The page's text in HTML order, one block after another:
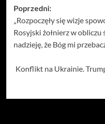
Zobacz
wpisy
Poprzedni:
„Rozpoczęły się wizje
Rosyjski żołnierz w
nadzieję, że Bóg mi
Konflikt na Ukrainie.